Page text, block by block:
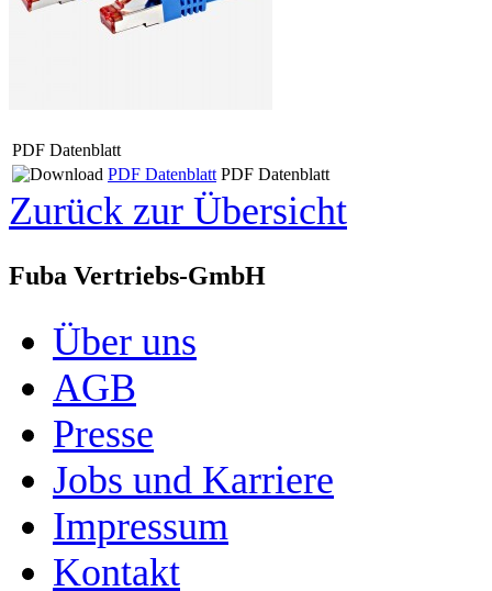
PDF Datenblatt
PDF Datenblatt PDF Datenblatt
Zurück zur Übersicht
Fuba Vertriebs-GmbH
Über uns
AGB
Presse
Jobs und Karriere
Impressum
Kontakt